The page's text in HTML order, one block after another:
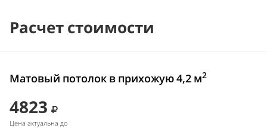
Расчет стоимости
Матовый потолок в прихожую 4,2 м2
4823
Цена актуальна до